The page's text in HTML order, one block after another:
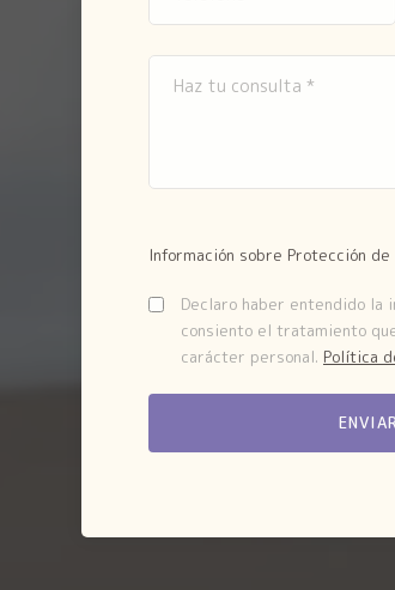
Información sobre Protección de
Declaro haber entendido la
consiento el tratamiento
carácter personal. Política